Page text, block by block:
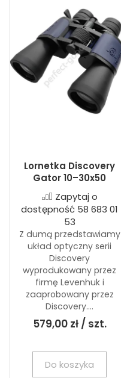
Lornetka Discovery
Gator 10–30x50
Zapytaj o
dostępność 58 683 01
53
Z dumą przedstawiamy
układ optyczny serii
Discovery
wyprodukowany przez
firmę Levenhuk i
zaaprobowany przez
Discovery....
579,00 zł / szt.
Do koszyka